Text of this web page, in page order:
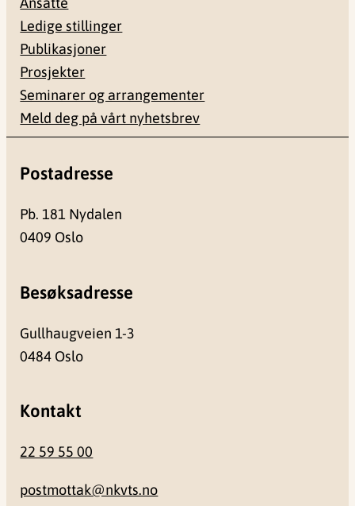
Ledige stillinger
Publikasjoner
Prosjekter
Seminarer og arrangementer
Meld deg på vårt nyhetsbrev
Postadresse
Pb. 181 Nydalen
0409 Oslo
Besøksadresse
Gullhaugveien 1-3
0484 Oslo
Kontakt
22 59 55 00
postmottak@nkvts.no